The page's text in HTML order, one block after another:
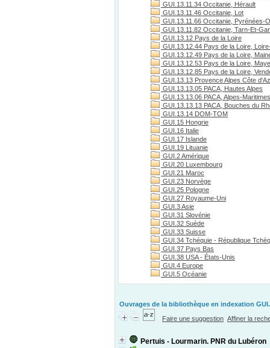
GUI.13.11.34 Occitanie, Hérault
GUI.13.11.46 Occitanie, Lot
GUI.13.11.66 Occitanie, Pyrénées-
GUI.13.11.82 Occitanie, Tarn-Et-
GUI.13.12 Pays de la Loire
GUI.13.12.44 Pays de la Loire,
GUI.13.12.49 Pays de la Loire,
GUI.13.12.53 Pays de la Loire,
GUI.13.12.85 Pays de la Loire,
GUI.13.13 Provence Alpes Côte
GUI.13.13.05 PACA, Hautes Alpes
GUI.13.13.06 PACA, Alpes-Maritimes
GUI.13.13.13 PACA, Bouches du
GUI.13.14 DOM-TOM
GUI.15 Hongrie
GUI.16 Italie
GUI.17 Islande
GUI.19 Lituanie
GUI.2 Amérique
GUI.20 Luxembourg
GUI.21 Maroc
GUI.23 Norvège
GUI.25 Pologne
GUI.27 Royaume-Uni
GUI.3 Asie
GUI.31 Slovénie
GUI.32 Suède
GUI.33 Suisse
GUI.34 Tchéquie - République
GUI.37 Pays Bas
GUI.38 USA - États-Unis
GUI.4 Europe
GUI.5 Océanie
Ouvrages de la bibliothèque en indexation
Faire une suggestion Affiner la
Pertuis - Lourmarin. PNR du Lubéron